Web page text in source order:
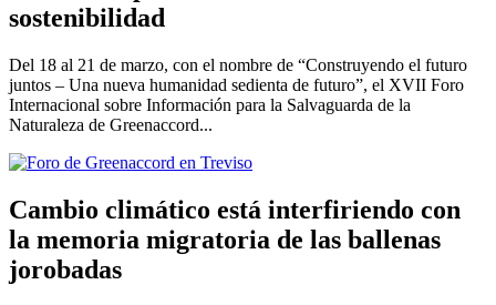
sostenibilidad
Del 18 al 21 de marzo, con el nombre de “Construyendo el futuro
juntos – Una nueva humanidad sedienta de futuro”, el XVII Foro
Internacional sobre Información para la Salvaguarda de la
Naturaleza de Greenaccord...
Cambio climático está interfiriendo con
la memoria migratoria de las ballenas
jorobadas